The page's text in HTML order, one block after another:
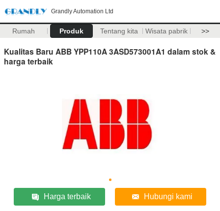
Grandly Automation Ltd
Rumah Produk Tentang kita Wisata pabrik >>
Kualitas Baru ABB YPP110A 3ASD573001A1 dalam stok &
harga terbaik
Harga terbaik Hubungi kami